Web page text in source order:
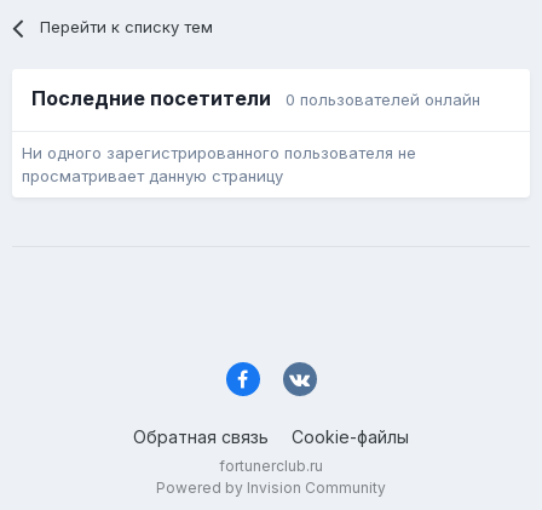
Перейти к списку тем
Последние посетители 0 пользователей онлайн
Ни одного зарегистрированного пользователя не
просматривает данную страницу
Обратная связь Cookie-файлы
fortunerclub.ru
Powered by Invision Community